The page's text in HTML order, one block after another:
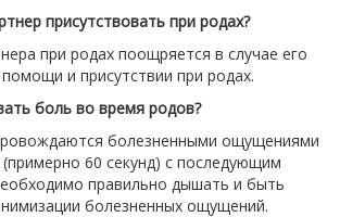
присутствовать при родах?
при родах поощряется в случае его
и присутствии при родах.
боль во время родов?
болезненными ощущениями
60 секунд) с последующим
правильно дышать и быть
болезненных ощущений.